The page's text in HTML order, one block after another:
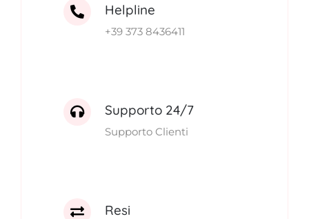
Helpline
+39 373 8436411
Supporto 24/7
Supporto Clienti
Resi